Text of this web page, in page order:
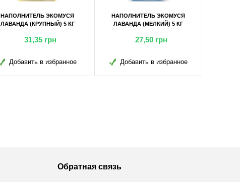
НАПОЛНИТЕЛЬ ЭКОМУСЯ
ЛАВАНДА (КРУПНЫЙ) 5 КГ
31,35 грн
Добавить в избранное
НАПОЛНИТЕЛЬ ЭКОМУСЯ
ЛАВАНДА (МЕЛКИЙ) 5 КГ
27,50 грн
Добавить в избранное
Обратная связь